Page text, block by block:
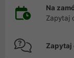
Na
Zapytaj
Zapytaj